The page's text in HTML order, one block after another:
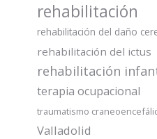
rehabilitación
rehabilitación del daño
rehabilitación del ictus
rehabilitación
terapia ocupacional
traumatismo
Valladolid